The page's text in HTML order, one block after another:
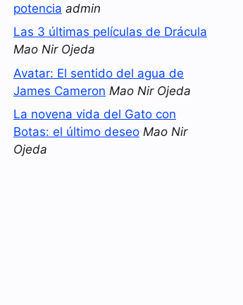
potencia admin
Las 3 últimas películas de Drácula
Mao Nir Ojeda
Avatar: El sentido del agua de
James Cameron Mao Nir Ojeda
La novena vida del Gato con
Botas: el último deseo Mao Nir
Ojeda